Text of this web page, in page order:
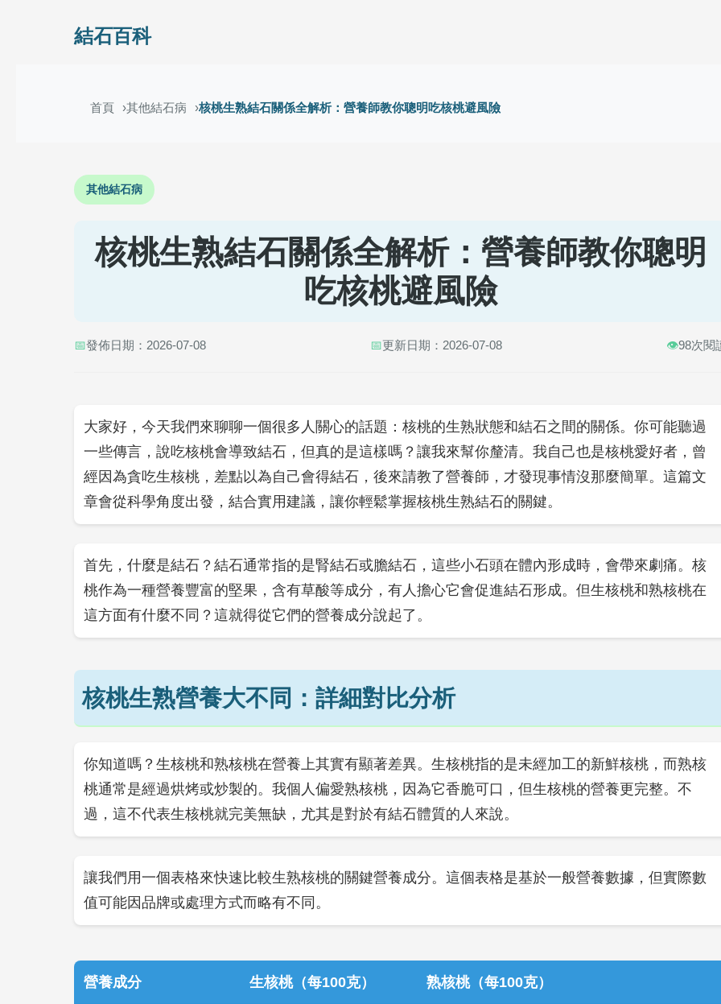
結石百科
首頁 其他結石病 核桃生熟結石關係全解析：營養師教你聰明吃核桃避風險
其他結石病
核桃生熟結石關係全解析：營養師教你聰明
吃核桃避風險
📅發佈日期：2026-07-08 📅更新日期：2026-07-08 👁️98次閱
大家好，今天我們來聊聊一個很多人關心的話題：核桃的生熟狀態和結石之間的關係。你可能聽過
一些傳言，說吃核桃會導致結石，但真的是這樣嗎？讓我來幫你釐清。我自己也是核桃愛好者，曾
經因為貪吃生核桃，差點以為自己會得結石，後來請教了營養師，才發現事情沒那麼簡單。這篇文
章會從科學角度出發，結合實用建議，讓你輕鬆掌握核桃生熟結石的關鍵。
首先，什麼是結石？結石通常指的是腎結石或膽結石，這些小石頭在體內形成時，會帶來劇痛。核
桃作為一種營養豐富的堅果，含有草酸等成分，有人擔心它會促進結石形成。但生核桃和熟核桃在
這方面有什麼不同？這就得從它們的營養成分說起了。
核桃生熟營養大不同：詳細對比分析
你知道嗎？生核桃和熟核桃在營養上其實有顯著差異。生核桃指的是未經加工的新鮮核桃，而熟核
桃通常是經過烘烤或炒製的。我個人偏愛熟核桃，因為它香脆可口，但生核桃的營養更完整。不
過，這不代表生核桃就完美無缺，尤其是對於有結石體質的人來說。
讓我們用一個表格來快速比較生熟核桃的關鍵營養成分。這個表格是基於一般營養數據，但實際數
值可能因品牌或處理方式而略有不同。
營養成分 生核桃（每100克） 熟核桃（每100克）